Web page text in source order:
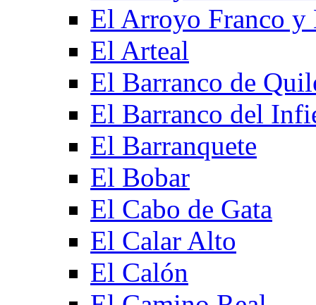
El Arroyo Franco y
El Arteal
El Barranco de
El Barranco del
El Barranquete
El Bobar
El Cabo de Gata
El Calar Alto
El Calón